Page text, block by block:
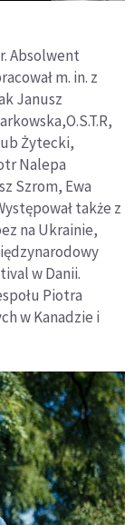
Absolwent
m. in. z
Janusz
Żytecki,
Nalepa
Szrom, Ewa
także z
na Ukrainie,
w Danii.
Piotra
w Kanadzie i